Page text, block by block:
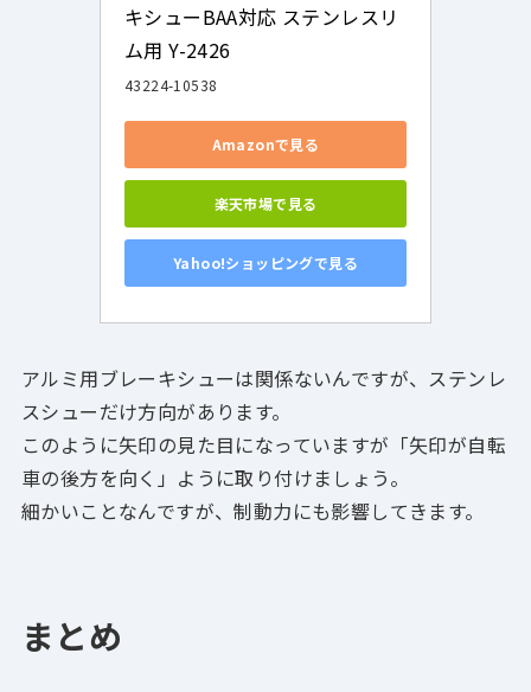
キシューBAA対応 ステンレスリ
ム用 Y-2426
43224-10538
Amazonで見る
楽天市場で見る
Yahoo!ショッピングで見る
アルミ用ブレーキシューは関係ないんですが、ステンレ
スシューだけ方向があります。
このように矢印の見た目になっていますが「矢印が自転
車の後方を向く」ように取り付けましょう。
細かいことなんですが、制動力にも影響してきます。
まとめ